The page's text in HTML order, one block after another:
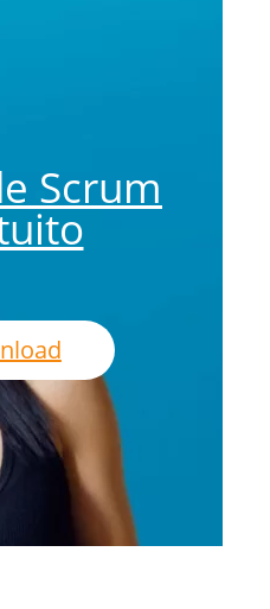
Scrum